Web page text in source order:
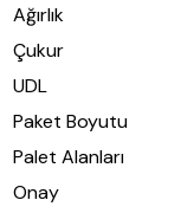
Ağırlık
Çukur
UDL
Paket Boyutu
Palet Alanları
Onay